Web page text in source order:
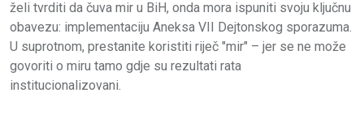
želi tvrditi da čuva mir u BiH, onda mora ispuniti svoju ključnu
obavezu: implementaciju Aneksa VII Dejtonskog sporazuma.
U suprotnom, prestanite koristiti riječ "mir" – jer se ne može
govoriti o miru tamo gdje su rezultati rata
institucionalizovani.